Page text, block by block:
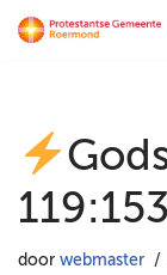
inhoud
door webmaster